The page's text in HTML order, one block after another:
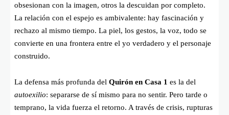
obsesionan con la imagen, otros la descuidan por completo.
La relación con el espejo es ambivalente: hay fascinación y
rechazo al mismo tiempo. La piel, los gestos, la voz, todo se
convierte en una frontera entre el yo verdadero y el personaje
construido.
La defensa más profunda del Quirón en Casa 1 es la del
autoexilio: separarse de sí mismo para no sentir. Pero tarde o
temprano, la vida fuerza el retorno. A través de crisis, rupturas